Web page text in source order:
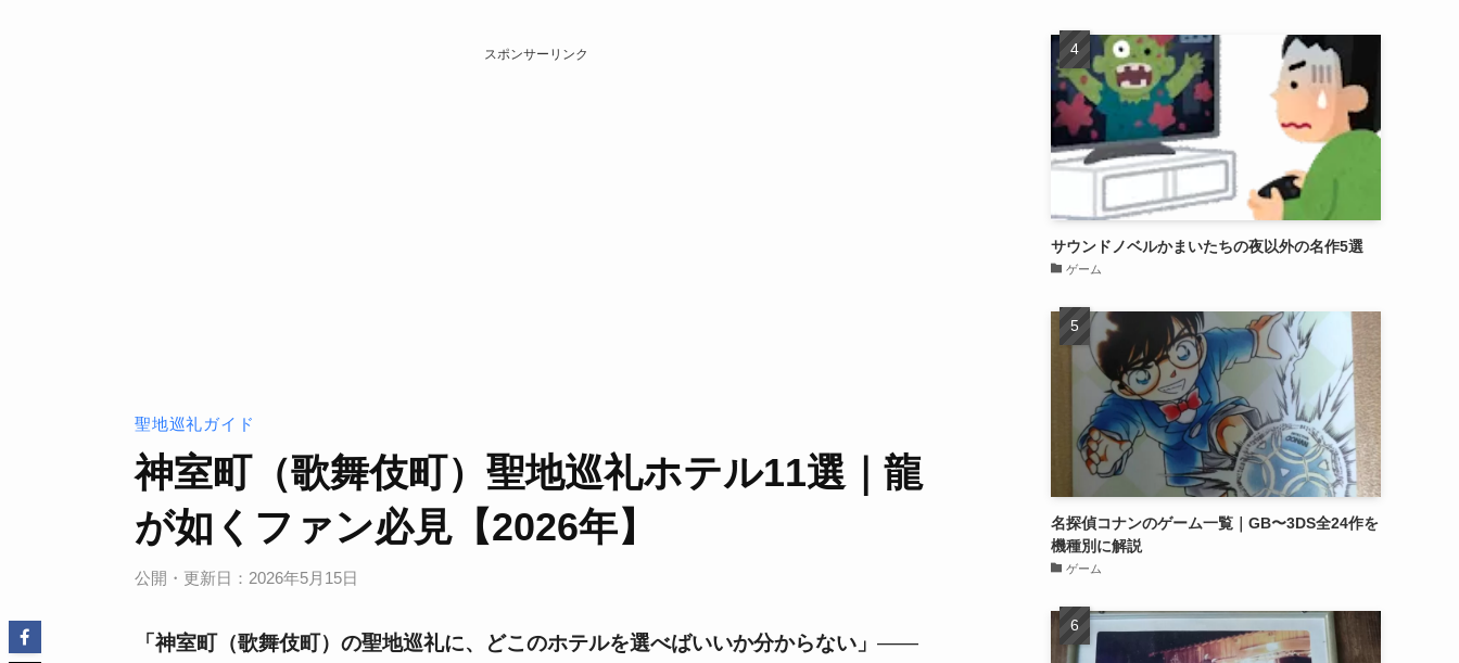
スポンサーリンク
聖地巡礼ガイド
神室町（歌舞伎町）聖地巡礼ホテル11選｜龍
が如くファン必見【2026年】
公開・更新日：2026年5月15日
「神室町（歌舞伎町）の聖地巡礼に、どこのホテルを選べばいいか分からない」 ——
サウンドノベルかまいたちの夜以外の名作5選
ゲーム
名探偵コナンのゲーム一覧｜GB〜3DS全24作を
機種別に解説
ゲーム